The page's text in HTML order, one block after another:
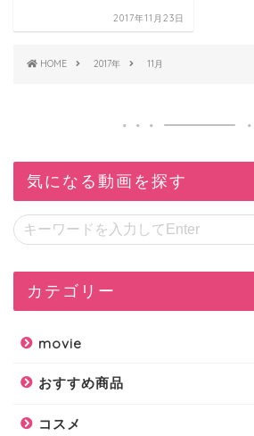
2017年11月23日
HOME 2017年 11月
気になる動画を探す
カテゴリー
movie
おすすめ商品
コスメ